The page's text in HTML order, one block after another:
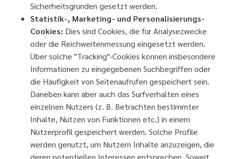
Sicherheitsgründen gesetzt werden.
Statistik-, Marketing- und Personalisierungs-
Cookies: Dies sind Cookies, die für Analysezwecke
oder die Reichweitenmessung eingesetzt werden.
Über solche "Tracking"-Cookies können insbesondere
Informationen zu eingegebenen Suchbegriffen oder
die Häufigkeit von Seitenaufrufen gespeichert sein.
Daneben kann aber auch das Surfverhalten eines
einzelnen Nutzers (z. B. Betrachten bestimmter
Inhalte, Nutzen von Funktionen etc.) in einem
Nutzerprofil gespeichert werden. Solche Profile
werden genutzt, um Nutzern Inhalte anzuzeigen, die
deren potentiellen Interessen entsprechen. Soweit